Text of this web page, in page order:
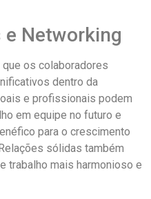
Networking
os colaboradores
dentro da
e profissionais podem
em equipe no futuro e
para o crescimento
sólidas também
trabalho mais harmonioso e